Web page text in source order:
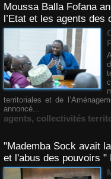
Moussa Balla Fofana
l’Etat et les agents
territoriales et de
annoncé...
agents, collectivités
"Mademba Sock avait
et l'abus des pouvoirs "